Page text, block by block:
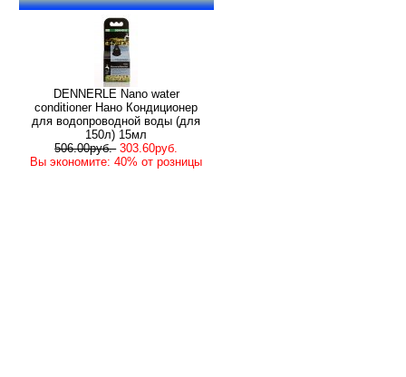
DENNERLE Nano water
conditioner Нано Кондиционер
для водопроводной воды (для
150л) 15мл
506.00руб. 303.60руб.
Вы экономите: 40% от розницы